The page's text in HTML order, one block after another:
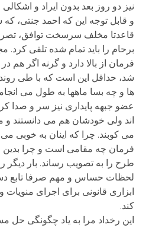
نیز دو روز بعد بدون ایراد و
و قابل توجه این که احمد جنتی،
قاعدتا مخلف سرسخت توافق،
برحام را باید تمام شده تلقی کرد.
فرمان از بالا دارد و گرنه اگر
شد، حداقل این است که با طی
ها و چه بسا ماهها به طول می
عضو جبهه پایداری نیز سر و صدا
اند ولی خودشان هم می دانستند و
می کوبند. چرا که اینان به خوبی
فرمان چه مقامی است و چرا
طرح را به تصویب رساند. بار
لحظات حساس و مهم صرفا تابع
ابزاری قانونی برای اجرای
کند.
این رخداد مرا به یاد چگونگی حل